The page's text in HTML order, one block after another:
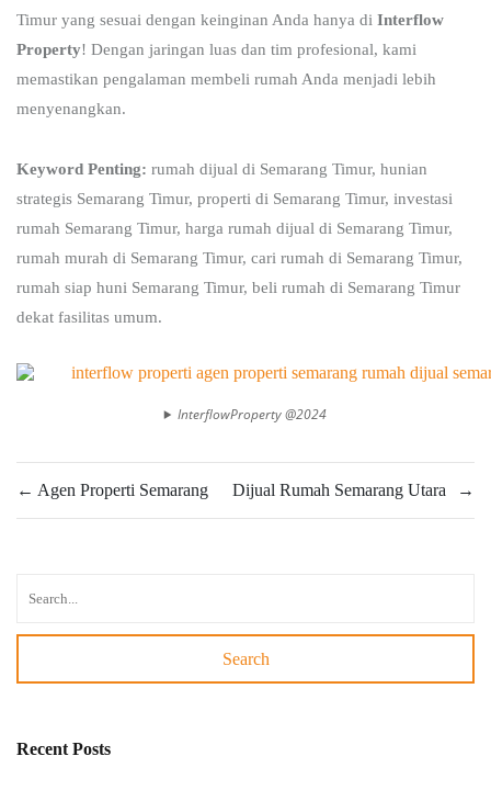
Timur yang sesuai dengan keinginan Anda hanya di Interflow
Property! Dengan jaringan luas dan tim profesional, kami
memastikan pengalaman membeli rumah Anda menjadi lebih
menyenangkan.
Keyword Penting: rumah dijual di Semarang Timur, hunian
strategis Semarang Timur, properti di Semarang Timur, investasi
rumah Semarang Timur, harga rumah dijual di Semarang Timur,
rumah murah di Semarang Timur, cari rumah di Semarang Timur,
rumah siap huni Semarang Timur, beli rumah di Semarang Timur
dekat fasilitas umum.
InterflowProperty @2024
← Agen Properti Semarang →
Dijual Rumah Semarang Utara
Search
Recent Posts